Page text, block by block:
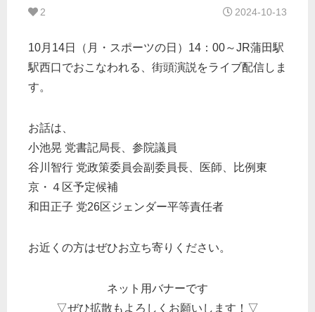
2 2024-10-13
10月14日（月・スポーツの日）14：00～JR蒲田駅
駅西口でおこなわれる、街頭演説をライブ配信しま
す。
お話は、
小池晃 党書記局長、参院議員
谷川智行 党政策委員会副委員長、医師、比例東
京・４区予定候補
和田正子 党26区ジェンダー平等責任者
お近くの方はぜひお立ち寄りください。
ネット用バナーです
▽ぜひ拡散もよろしくお願いします！▽